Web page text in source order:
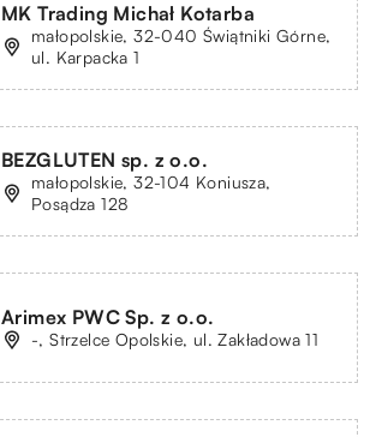
MK Trading Michał Kotarba
małopolskie, 32-040 Świątniki Górne,
ul. Karpacka 1
BEZGLUTEN sp. z o.o.
małopolskie, 32-104 Koniusza,
Posądza 128
Arimex PWC Sp. z o.o.
-, Strzelce Opolskie, ul. Zakładowa 11